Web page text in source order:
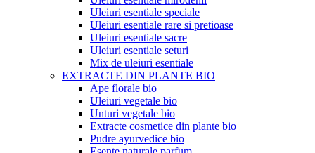
Uleiuri esentiale speciale
Uleiuri esentiale rare si pretioase
Uleiuri esentiale sacre
Uleiuri esentiale seturi
Mix de uleiuri esentiale
EXTRACTE DIN PLANTE BIO
Ape florale bio
Uleiuri vegetale bio
Unturi vegetale bio
Extracte cosmetice din plante bio
Pudre ayurvedice bio